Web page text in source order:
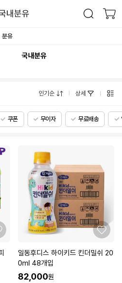
내분유
분유
국내분유
인기순 상세
쿠폰 무이자 무료배송
일동후디스 하이키드 킨더밀쉬 20
0ml 48개입
82,000원